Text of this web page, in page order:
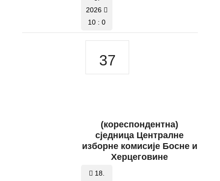
2026
10 : 0
37
(кореспондентна)
сједница Централне
изборне комисије Босне и
Херцеговине
18.